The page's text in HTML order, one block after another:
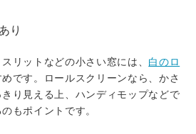
り
リットなどの小さい窓には、 白のロ
です。ロールスクリーンなら、かさ
り見える上、ハンディモップなどで
もポイントです。